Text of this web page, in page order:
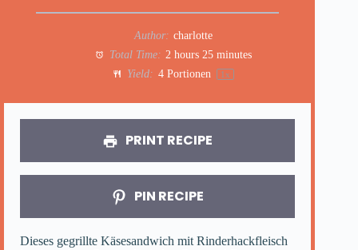
Author: charlotte
Total Time: 2 hours 25 minutes
Yield: 4Portionen 1 x
PRINT RECIPE
PIN RECIPE
Dieses gegrillte Käsesandwich mit Rinderhackfleisch